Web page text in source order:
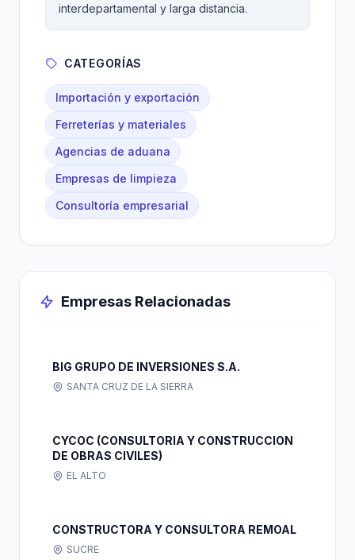
interdepartamental y larga distancia.
CATEGORÍAS
Importación y exportación
Ferreterías y materiales
Agencias de aduana
Empresas de limpieza
Consultoría empresarial
Empresas Relacionadas
BIG GRUPO DE INVERSIONES S.A.
SANTA CRUZ DE LA SIERRA
CYCOC (CONSULTORIA Y CONSTRUCCION
DE OBRAS CIVILES)
EL ALTO
CONSTRUCTORA Y CONSULTORA REMOAL
SUCRE